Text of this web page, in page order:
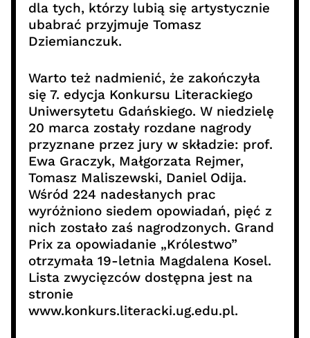
dla tych, którzy lubią się artystycznie
ubabrać przyjmuje Tomasz
Dziemianczuk.
Warto też nadmienić, że zakończyła
się 7. edycja Konkursu Literackiego
Uniwersytetu Gdańskiego. W niedzielę
20 marca zostały rozdane nagrody
przyznane przez jury w składzie: prof.
Ewa Graczyk, Małgorzata Rejmer,
Tomasz Maliszewski, Daniel Odija.
Wśród 224 nadesłanych prac
wyróżniono siedem opowiadań, pięć z
nich zostało zaś nagrodzonych. Grand
Prix za opowiadanie „Królestwo”
otrzymała 19-letnia Magdalena Kosel.
Lista zwycięzców dostępna jest na
stronie
www.konkurs.literacki.ug.edu.pl.